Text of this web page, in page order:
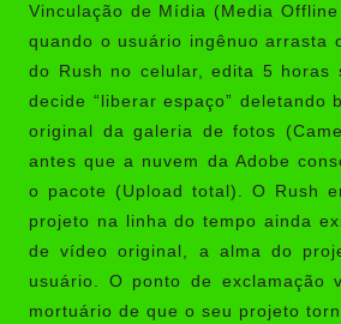
Vinculação de Mídia (Media
quando o usuário ingênuo arrasta
do Rush no celular, edita 5 horas
decide “liberar espaço” deletando
original da galeria de fotos
antes que a nuvem da Adobe
o pacote (Upload total). O Rush
projeto na linha do tempo ainda
de vídeo original, a alma do
usuário. O ponto de exclamação
mortuário de que o seu projeto